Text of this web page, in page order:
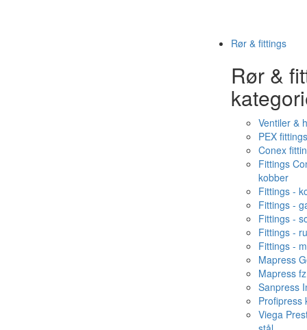
Rør & fittings
Rør &
Ventiler &
PEX fittings
Conex
Fittings
kobber
Fittings -
Fittings -
Fittings -
Fittings -
Fittings -
Mapress
Mapress fz
Sanpress
Profipress
Viega